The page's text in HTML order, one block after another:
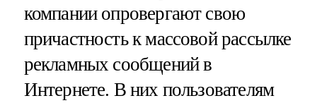
компании опровергают свою
причастность к массовой рассылке
рекламных сообщений в
Интернете. В них пользователям